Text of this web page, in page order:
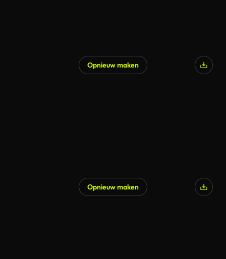
Opnieuw maken
Opnieuw maken